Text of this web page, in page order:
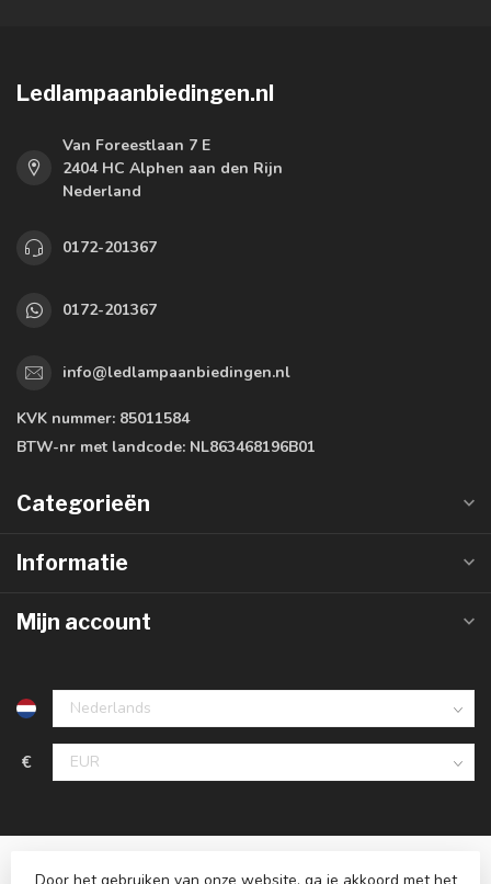
Ledlampaanbiedingen.nl
Van Foreestlaan 7 E
2404 HC Alphen aan den Rijn
Nederland
0172-201367
0172-201367
info@ledlampaanbiedingen.nl
KVK nummer: 85011584
BTW-nr met landcode: NL863468196B01
Categorieën
Informatie
Mijn account
€